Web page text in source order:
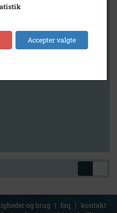
og brug | faq | kontakt
Accepter valgte